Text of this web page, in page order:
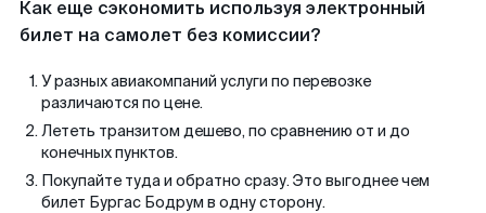
Как еще сэкономить используя электронный
билет на самолет без комиссии?
У разных авиакомпаний услуги по перевозке
различаются по цене.
Лететь транзитом дешево, по сравнению от и до
конечных пунктов.
Покупайте туда и обратно сразу. Это выгоднее чем
билет Бургас Бодрум в одну сторону.